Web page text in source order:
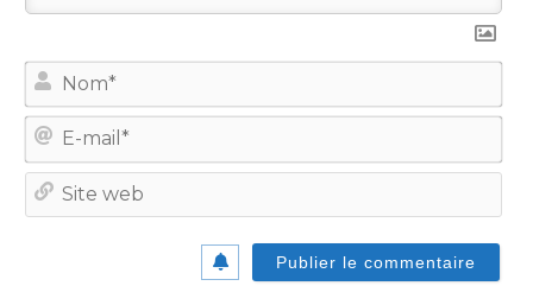
E-
Site